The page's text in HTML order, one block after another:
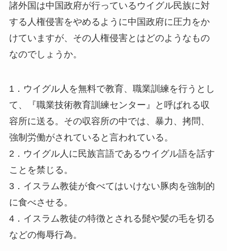
諸外国は中国政府が行っているウイグル民族に対
する人権侵害をやめるように中国政府に圧力をか
けていますが、その人権侵害とはどのようなもの
なのでしょうか。
1．ウイグル人を無料で教育、職業訓練を行うとし
て、『職業技術教育訓練センター』と呼ばれる収
容所に送る。その収容所の中では、暴力、拷問、
強制労働がされていると言われている。
2．ウイグル人に民族言語であるウイグル語を話す
ことを禁じる。
3．イスラム教徒が食べてはいけない豚肉を強制的
に食べさせる。
4．イスラム教徒の特徴とされる髭や髪の毛を切る
などの侮辱行為。